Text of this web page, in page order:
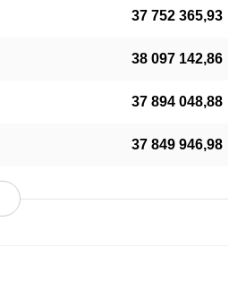
37 752 365,93
38 097 142,86
37 894 048,88
37 849 946,98